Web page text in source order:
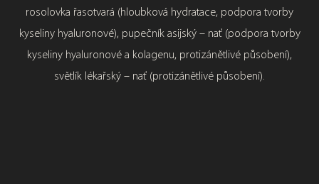
rosolovka řasotvará (hloubková hydratace, podpora tvorby
kyseliny hyaluronové), pupečník asijský – nať (podpora tvorby
kyseliny hyaluronové a kolagenu, protizánětlivé působení),
světlík lékařský – nať (protizánětlivé působení).
mezibuněčné komunikaci a přenosu informací. Mají
schopnost stimulovat regenerační procesy, podporovat zdraví
pokožky a přirozeně obnovovat její mladistvý vzhled.
Viditelně redukují výskyt hyperpigmentace a podporují